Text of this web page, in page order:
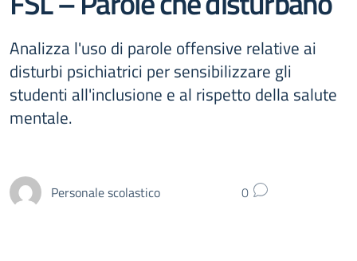
Analizza l'uso di parole offensive relative ai
disturbi psichiatrici per sensibilizzare gli
studenti all'inclusione e al rispetto della salute
mentale.
Personale scolastico 0